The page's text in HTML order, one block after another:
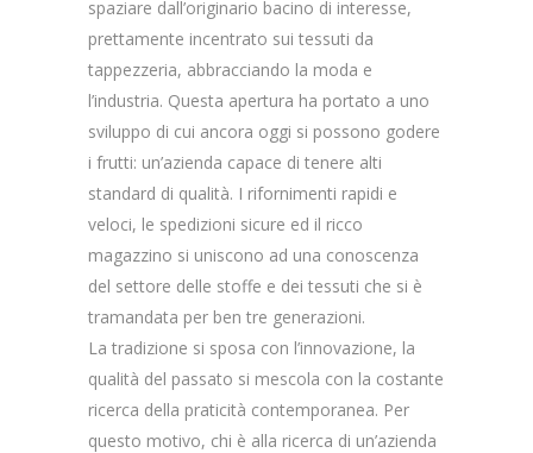
spaziare dall’originario bacino di interesse,
prettamente incentrato sui tessuti da
tappezzeria, abbracciando la moda e
l’industria. Questa apertura ha portato a uno
sviluppo di cui ancora oggi si possono godere
i frutti: un’azienda capace di tenere alti
standard di qualità. I rifornimenti rapidi e
veloci, le spedizioni sicure ed il ricco
magazzino si uniscono ad una conoscenza
del settore delle stoffe e dei tessuti che si è
tramandata per ben tre generazioni.
La tradizione si sposa con l’innovazione, la
qualità del passato si mescola con la costante
ricerca della praticità contemporanea. Per
questo motivo, chi è alla ricerca di un’azienda